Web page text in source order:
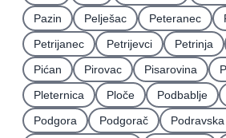
Pazin
Pelješac Peteranec
Petrijanec
Petrijevci Petrinja
Pićan
Pirovac Pisarovina
Pleternica
Ploče Podbablje
Podgora
Podgorač